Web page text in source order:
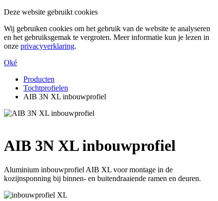
Deze website gebruikt cookies
Wij gebruiken cookies om het gebruik van de website te analyseren
en het gebruiksgemak te vergroten. Meer informatie kun je lezen in
onze privacyverklaring.
Oké
Producten
Tochtprofielen
AIB 3N XL inbouwprofiel
AIB 3N XL inbouwprofiel
Aluminium inbouwprofiel AIB XL voor montage in de
kozijnsponning bij binnen- en buitendraaiende ramen en deuren.